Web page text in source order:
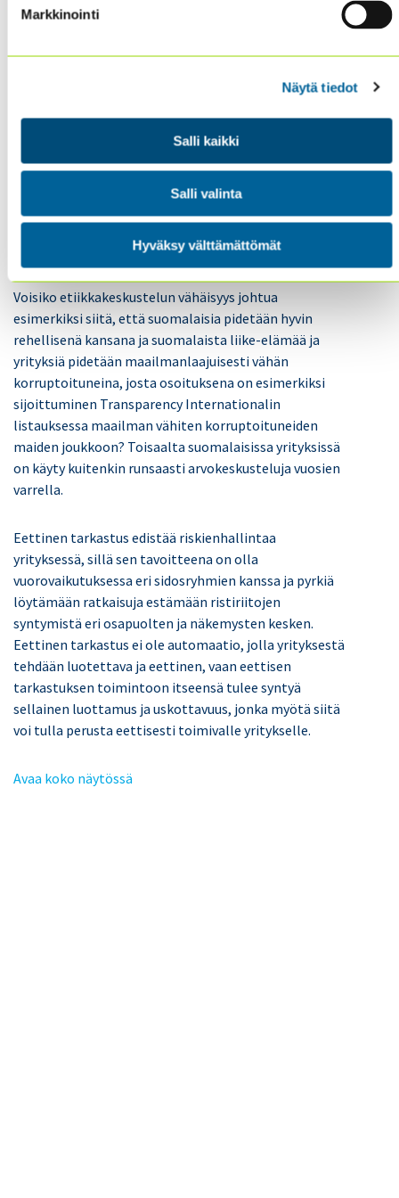
Markkinointi
Näytä tiedot
Salli kaikki
Salli valinta
Hyväksy välttämättömät
kuluttajien suojaamiseksi huijauksilta,
Julkinen keskustelu kuuluu eettisen kehityksen
elinehtoihin. Usein julkisen ryöpytyksen kohteeksi
joutuneet yritykset ovat jatkossa tietoisempia
eettisestä toiminnastaan ja kiinnittävät eettisiin
asioihin tarkempaa huomiota. Suomalaisessa liike-
elämässä etiikkakeskustelut ovat olleet suhteellisen
liike-elämän vähiten tärkeänä asiana EVA:n
tutkimusten mukaan.
Voisiko etiikkakeskustelun vähäisyys johtua
esimerkiksi siitä, että suomalaisia pidetään hyvin
rehellisenä kansana ja suomalaista liike-elämää ja
yrityksiä pidetään maailmanlaajuisesti vähän
korruptoituneina, josta osoituksena on esimerkiksi
sijoittuminen Transparency Internationalin
listauksessa maailman vähiten korruptoituneiden
maiden joukkoon? Toisaalta suomalaisissa yrityksissä
on käyty kuitenkin runsaasti arvokeskusteluja vuosien
varrella.
Eettinen tarkastus edistää riskienhallintaa
yrityksessä, sillä sen tavoitteena on olla
vuorovaikutuksessa eri sidosryhmien kanssa ja pyrkiä
löytämään ratkaisuja estämään ristiriitojen
syntymistä eri osapuolten ja näkemysten kesken.
Eettinen tarkastus ei ole automaatio, jolla yrityksestä
tehdään luotettava ja eettinen, vaan eettisen
tarkastuksen toimintoon itseensä tulee syntyä
sellainen luottamus ja uskottavuus, jonka myötä siitä
voi tulla perusta eettisesti toimivalle yritykselle.
Avaa koko näytössä